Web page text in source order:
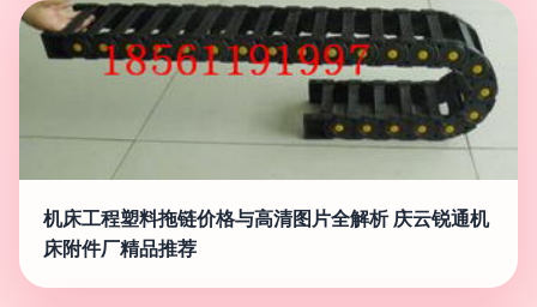
机床工程塑料拖链价格与高清图片全解析 庆云锐通机
床附件厂精品推荐